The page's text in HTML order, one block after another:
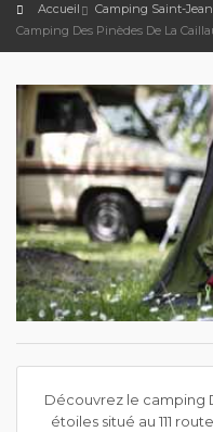
Accueil
Camping Saint-
Camping Des Pinèdes De La
Découvrez le camping
étoiles situé au 111